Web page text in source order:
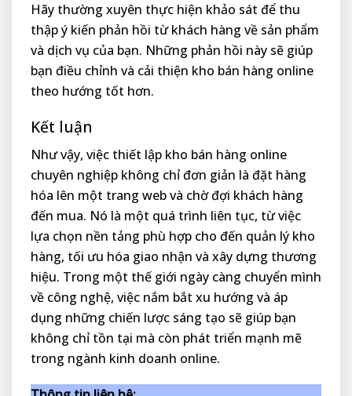
Hãy thường xuyên thực hiện khảo sát để thu
thập ý kiến phản hồi từ khách hàng về sản phẩm
và dịch vụ của bạn. Những phản hồi này sẽ giúp
bạn điều chỉnh và cải thiện kho bán hàng online
theo hướng tốt hơn.
Kết luận
Như vậy, việc thiết lập kho bán hàng online
chuyên nghiệp không chỉ đơn giản là đặt hàng
hóa lên một trang web và chờ đợi khách hàng
đến mua. Nó là một quá trình liên tục, từ việc
lựa chọn nền tảng phù hợp cho đến quản lý kho
hàng, tối ưu hóa giao nhận và xây dựng thương
hiệu. Trong một thế giới ngày càng chuyển mình
về công nghệ, việc nắm bắt xu hướng và áp
dụng những chiến lược sáng tạo sẽ giúp bạn
không chỉ tồn tại mà còn phát triển mạnh mẽ
trong ngành kinh doanh online.